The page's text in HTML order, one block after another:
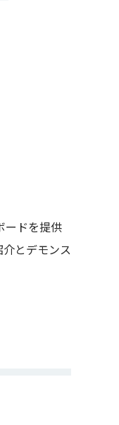
ードを提供
とデモンス